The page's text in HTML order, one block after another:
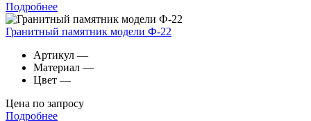
Подробнее
Гранитный памятник модели Ф-22
Артикул —
Материал —
Цвет —
Цена по запросу
Подробнее